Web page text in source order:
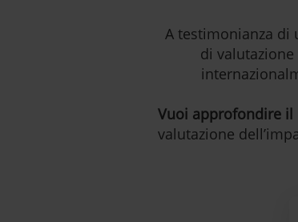
A testimonianza di
di
Vuoi approfondire
valutazione